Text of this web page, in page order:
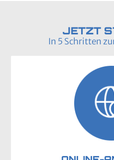
JETZT
In 5 Schritten